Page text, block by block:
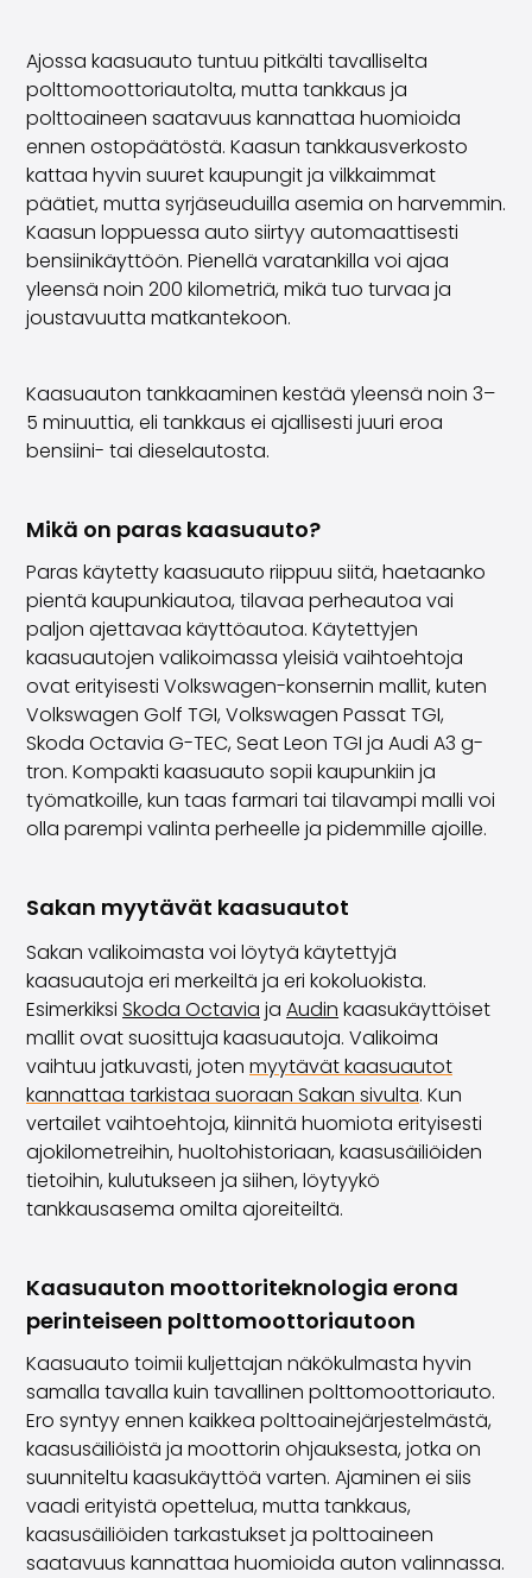
Ajossa kaasuauto tuntuu pitkälti tavalliselta
polttomoottoriautolta, mutta tankkaus ja
polttoaineen saatavuus kannattaa huomioida
ennen ostopäätöstä. Kaasun tankkausverkosto
kattaa hyvin suuret kaupungit ja vilkkaimmat
päätiet, mutta syrjäseuduilla asemia on harvemmin.
Kaasun loppuessa auto siirtyy automaattisesti
bensiinikäyttöön. Pienellä varatankilla voi ajaa
yleensä noin 200 kilometriä, mikä tuo turvaa ja
joustavuutta matkantekoon.
Kaasuauton tankkaaminen kestää yleensä noin 3–
5 minuuttia, eli tankkaus ei ajallisesti juuri eroa
bensiini- tai dieselautosta.
Mikä on paras kaasuauto?
Paras käytetty kaasuauto riippuu siitä, haetaanko
pientä kaupunkiautoa, tilavaa perheautoa vai
paljon ajettavaa käyttöautoa. Käytettyjen
kaasuautojen valikoimassa yleisiä vaihtoehtoja
ovat erityisesti Volkswagen-konsernin mallit, kuten
Volkswagen Golf TGI, Volkswagen Passat TGI,
Skoda Octavia G-TEC, Seat Leon TGI ja Audi A3 g-
tron. Kompakti kaasuauto sopii kaupunkiin ja
työmatkoille, kun taas farmari tai tilavampi malli voi
olla parempi valinta perheelle ja pidemmille ajoille.
Sakan myytävät kaasuautot
Sakan valikoimasta voi löytyä käytettyjä
kaasuautoja eri merkeiltä ja eri kokoluokista.
Esimerkiksi Skoda Octavia ja Audin kaasukäyttöiset
mallit ovat suosittuja kaasuautoja. Valikoima
vaihtuu jatkuvasti, joten myytävät kaasuautot
kannattaa tarkistaa suoraan Sakan sivulta. Kun
vertailet vaihtoehtoja, kiinnitä huomiota erityisesti
ajokilometreihin, huoltohistoriaan, kaasusäiliöiden
tietoihin, kulutukseen ja siihen, löytyykö
tankkausasema omilta ajoreiteiltä.
Kaasuauton moottoriteknologia erona
perinteiseen polttomoottoriautoon
Kaasuauto toimii kuljettajan näkökulmasta hyvin
samalla tavalla kuin tavallinen polttomoottoriauto.
Ero syntyy ennen kaikkea polttoainejärjestelmästä,
kaasusäiliöistä ja moottorin ohjauksesta, jotka on
suunniteltu kaasukäyttöä varten. Ajaminen ei siis
vaadi erityistä opettelua, mutta tankkaus,
kaasusäiliöiden tarkastukset ja polttoaineen
saatavuus kannattaa huomioida auton valinnassa.